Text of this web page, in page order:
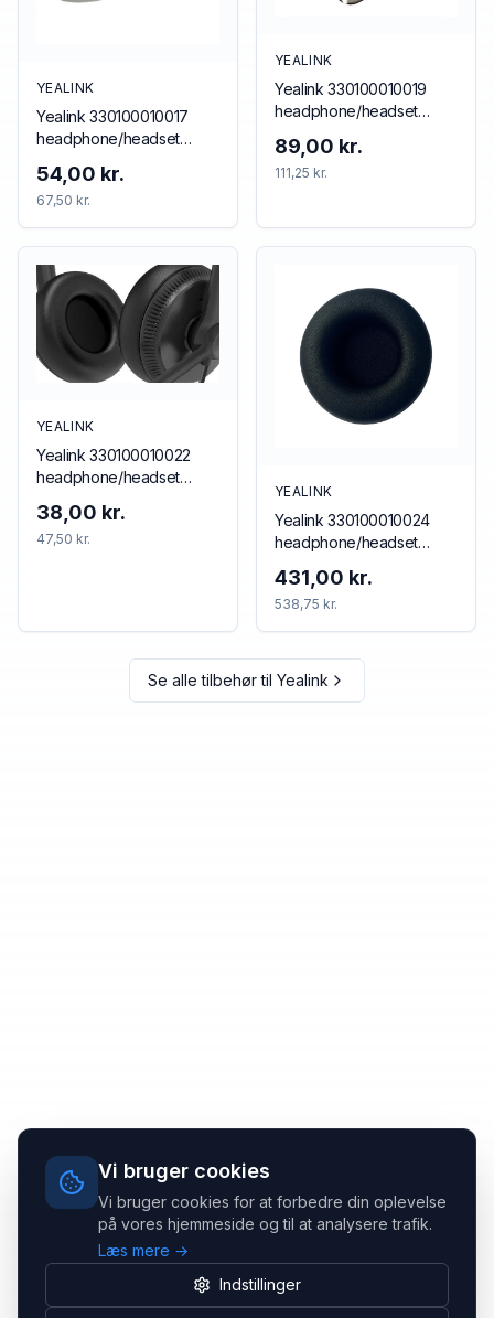
Vi bruger cookies
Vi bruger cookies for at forbedre din oplevelse
på vores hjemmeside og til at analysere trafik.
Læs mere →
Indstillinger
YEALINK
Yealink 330100010017
headphone/headset
54,00 kr.
67,50 kr.
YEALINK
Yealink 330100010019
headphone/headset
89,00 kr.
111,25 kr.
YEALINK
Yealink 330100010022
headphone/headset
set
38,00 kr.
47,50 kr.
YEALINK
Yealink 330100010024
headphone/headset
set
431,00 kr.
538,75 kr.
Se alle tilbehør til Yealink